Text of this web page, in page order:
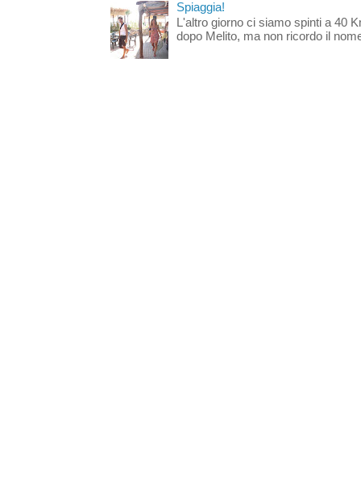
Spiaggia!
L'altro giorno ci siamo spinti a 40
dopo Melito, ma non ricordo il